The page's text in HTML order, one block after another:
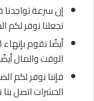
إن سرعة
تجعلنا نوفر
أيضًا نقوم
الوقت والمال
فإننا نوفر لكم
الحشرات اتصل